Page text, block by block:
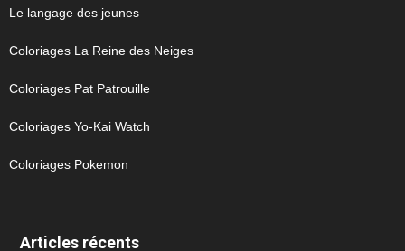
Le langage des jeunes
Coloriages La Reine des Neiges
Coloriages Pat Patrouille
Coloriages Yo-Kai Watch
Coloriages Pokemon
Articles récents